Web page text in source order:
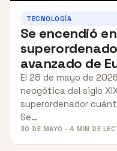
TECNOLOGÍA
Se encendió
avanzado de
El 28 de mayo de
neogótica del siglo
superordenador
Se…
30 DE MAYO · 4 MIN DE